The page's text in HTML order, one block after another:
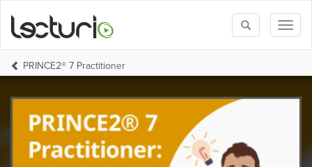
Toggle
search
PRINCE2® 7 Practitioner